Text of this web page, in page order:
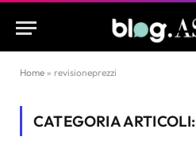
Home » revisioneprezzi
CATEGORIA ARTICOLI: